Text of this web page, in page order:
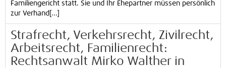
Familiengericht statt. Sie und Ihr Ehepartner müssen persönlich
zur Verhand[...]
Strafrecht, Verkehrsrecht, Zivilrecht,
Arbeitsrecht, Familienrecht:
Rechtsanwalt Mirko Walther in